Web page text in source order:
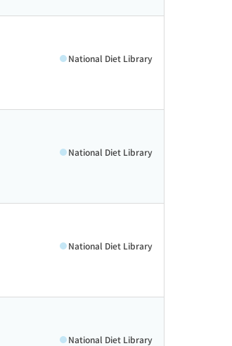
National Diet Library
National Diet Library
National Diet Library
National Diet Library